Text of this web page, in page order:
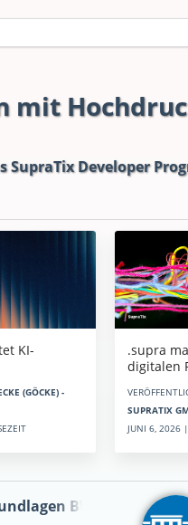
mit
SupraTix Developer
KI-
(GÖCKE) -
.supra
digitalen
SUPRATIX
JUNI 6, 2026
BWL